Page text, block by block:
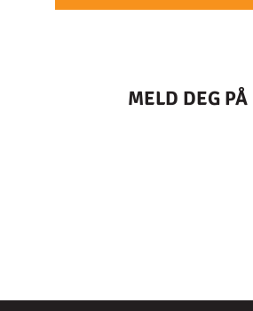
MELD DEG